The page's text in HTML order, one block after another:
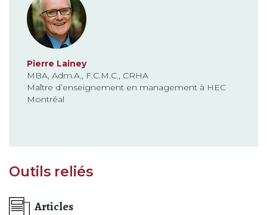
Pierre Lainey
MBA, Adm.A., F.C.M.C., CRHA
Maître d’enseignement en management à HEC
Montréal
Outils reliés
Articles